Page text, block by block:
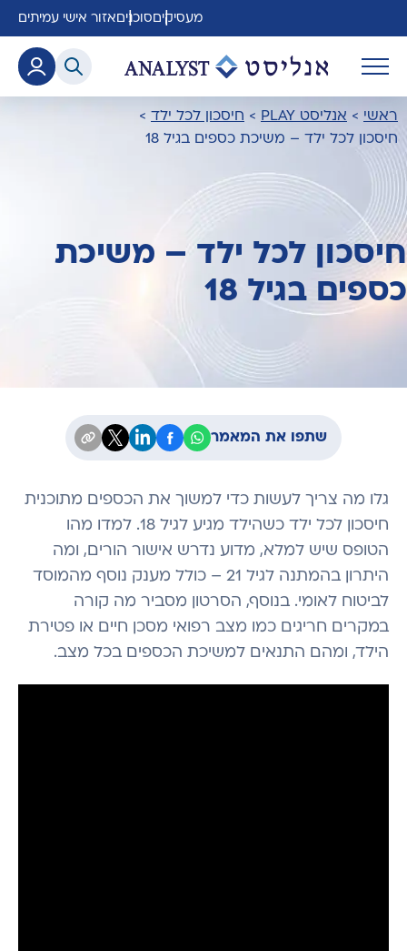
מעסיקים סוכנים אזור אישי עמיתים
ראשי > אנליסט PLAY > חיסכון לכל ילד >
חיסכון לכל ילד – משיכת כספים בגיל 18
חיסכון לכל ילד – משיכת
כספים בגיל 18
שתפו את המאמר
גלו מה צריך לעשות כדי למשוך את הכספים מתוכנית
חיסכון לכל ילד כשהילד מגיע לגיל 18. למדו מהו
הטופס שיש למלא, מדוע נדרש אישור הורים, ומה
היתרון בהמתנה לגיל 21 – כולל מענק נוסף מהמוסד
לביטוח לאומי. בנוסף, הסרטון מסביר מה קורה
במקרים חריגים כמו מצב רפואי מסכן חיים או פטירת
הילד, ומהם התנאים למשיכת הכספים בכל מצב.